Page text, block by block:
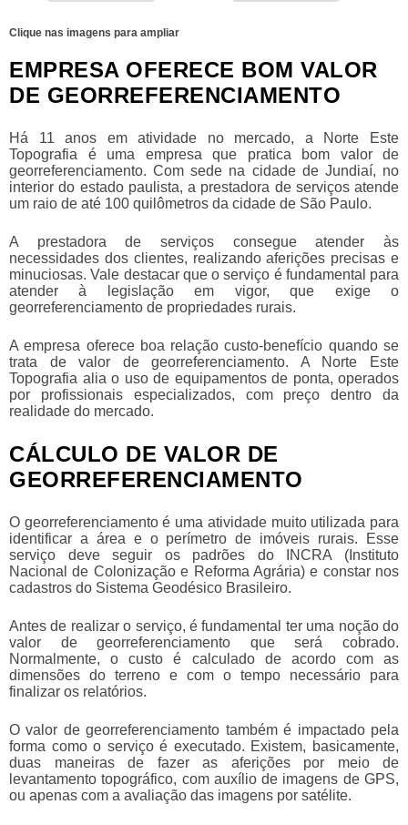
Clique nas imagens para ampliar
EMPRESA OFERECE BOM VALOR
DE GEORREFERENCIAMENTO
Há 11 anos em atividade no mercado, a Norte Este
Topografia é uma empresa que pratica bom valor de
georreferenciamento. Com sede na cidade de Jundiaí, no
interior do estado paulista, a prestadora de serviços atende
um raio de até 100 quilômetros da cidade de São Paulo.
A prestadora de serviços consegue atender às
necessidades dos clientes, realizando aferições precisas e
minuciosas. Vale destacar que o serviço é fundamental para
atender à legislação em vigor, que exige o
georreferenciamento de propriedades rurais.
A empresa oferece boa relação custo-benefício quando se
trata devalor de georreferenciamento. A Norte Este
Topografia alia o uso de equipamentos de ponta, operados
por profissionais especializados, com preço dentro da
realidade do mercado.
CÁLCULO DE VALOR DE
GEORREFERENCIAMENTO
O georreferenciamento é uma atividade muito utilizada para
identificar a área e o perímetro de imóveis rurais. Esse
serviço deve seguir os padrões do INCRA (Instituto
Nacional de Colonização e Reforma Agrária) e constar nos
cadastros do Sistema Geodésico Brasileiro.
Antes de realizar o serviço, é fundamental ter uma noção do
valor de georreferenciamento que será cobrado.
Normalmente, o custo é calculado de acordo com as
dimensões do terreno e com o tempo necessário para
finalizar os relatórios.
Ovalor de georreferenciamento também é impactado pela
forma como o serviço é executado. Existem, basicamente,
duas maneiras de fazer as aferições por meio de
levantamento topográfico, com auxílio de imagens de GPS,
ou apenas com a avaliação das imagens por satélite.